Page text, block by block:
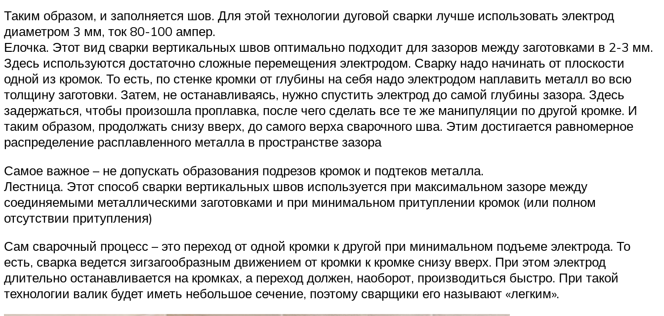
Таким образом, и заполняется шов. Для этой технологии дуговой сварки лучше использовать электрод
диаметром 3 мм, ток 80-100 ампер.
Елочка. Этот вид сварки вертикальных швов оптимально подходит для зазоров между заготовками в 2-3 мм.
Здесь используются достаточно сложные перемещения электродом. Сварку надо начинать от плоскости
одной из кромок. То есть, по стенке кромки от глубины на себя надо электродом наплавить металл во всю
толщину заготовки. Затем, не останавливаясь, нужно спустить электрод до самой глубины зазора. Здесь
задержаться, чтобы произошла проплавка, после чего сделать все те же манипуляции по другой кромке. И
таким образом, продолжать снизу вверх, до самого верха сварочного шва. Этим достигается равномерное
распределение расплавленного металла в пространстве зазора
Самое важное – не допускать образования подрезов кромок и подтеков металла.
Лестница. Этот способ сварки вертикальных швов используется при максимальном зазоре между
соединяемыми металлическими заготовками и при минимальном притуплении кромок (или полном
отсутствии притупления)
Сам сварочный процесс – это переход от одной кромки к другой при минимальном подъеме электрода. То
есть, сварка ведется зигзагообразным движением от кромки к кромке снизу вверх. При этом электрод
длительно останавливается на кромках, а переход должен, наоборот, производиться быстро. При такой
технологии валик будет иметь небольшое сечение, поэтому сварщики его называют «легким».